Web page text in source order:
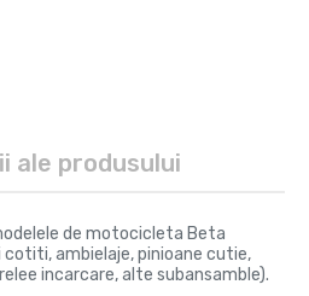
ale produsului
de motocicleta Beta
ambielaje, pinioane cutie,
incarcare, alte subansamble).